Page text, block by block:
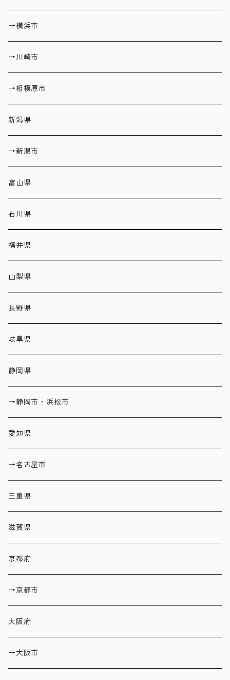
→横浜市
→川崎市
→相模原市
新潟県
→新潟市
富山県
石川県
福井県
山梨県
長野県
岐阜県
静岡県
→静岡市・浜松市
愛知県
→名古屋市
三重県
滋賀県
京都府
→京都市
大阪府
→大阪市